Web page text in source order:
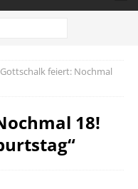
feiert: Nochmal
18!